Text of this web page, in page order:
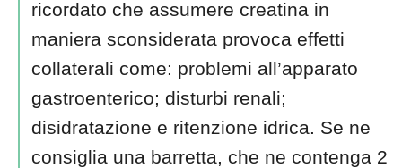
ricordato che assumere creatina in
maniera sconsiderata provoca effetti
collaterali come: problemi all’apparato
gastroenterico; disturbi renali;
disidratazione e ritenzione idrica. Se ne
consiglia una barretta, che ne contenga 2